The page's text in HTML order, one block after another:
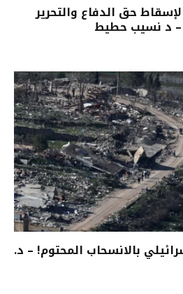
حق الدفاع والتحرير
– د نسيب حطيط
بالانسحاب المحتوم! – د.